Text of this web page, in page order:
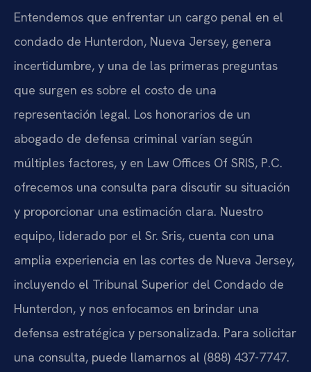
Entendemos que enfrentar un cargo penal en el
condado de Hunterdon, Nueva Jersey, genera
incertidumbre, y una de las primeras preguntas
que surgen es sobre el costo de una
representación legal. Los honorarios de un
abogado de defensa criminal varían según
múltiples factores, y en Law Offices Of SRIS, P.C.
ofrecemos una consulta para discutir su situación
y proporcionar una estimación clara. Nuestro
equipo, liderado por el Sr. Sris, cuenta con una
amplia experiencia en las cortes de Nueva Jersey,
incluyendo el Tribunal Superior del Condado de
Hunterdon, y nos enfocamos en brindar una
defensa estratégica y personalizada. Para solicitar
una consulta, puede llamarnos al (888) 437-7747.